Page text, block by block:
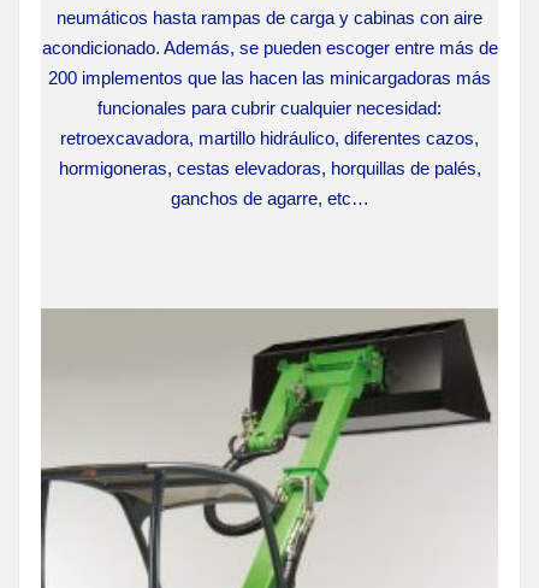
neumáticos hasta rampas de carga y cabinas con aire
acondicionado. Además, se pueden escoger entre más de
200 implementos que las hacen las minicargadoras más
funcionales para cubrir cualquier necesidad:
retroexcavadora, martillo hidráulico, diferentes cazos,
hormigoneras, cestas elevadoras, horquillas de palés,
ganchos de agarre, etc…